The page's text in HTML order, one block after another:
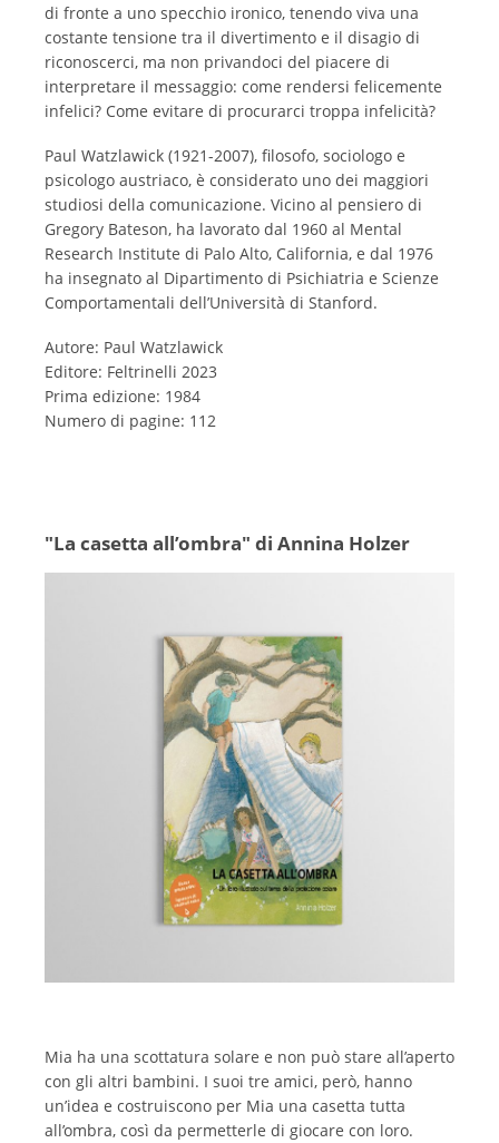
di fronte a uno specchio ironico, tenendo viva una
costante tensione tra il divertimento e il disagio di
riconoscerci, ma non privandoci del piacere di
interpretare il messaggio: come rendersi felicemente
infelici? Come evitare di procurarci troppa infelicità?
Paul Watzlawick (1921-2007), filosofo, sociologo e
psicologo austriaco, è considerato uno dei maggiori
studiosi della comunicazione. Vicino al pensiero di
Gregory Bateson, ha lavorato dal 1960 al Mental
Research Institute di Palo Alto, California, e dal 1976
ha insegnato al Dipartimento di Psichiatria e Scienze
Comportamentali dell’Università di Stanford.
Autore: Paul Watzlawick
Editore: Feltrinelli 2023
Prima edizione: 1984
Numero di pagine: 112
"La casetta all’ombra" di Annina Holzer
Mia ha una scottatura solare e non può stare all’aperto
con gli altri bambini. I suoi tre amici, però, hanno
un’idea e costruiscono per Mia una casetta tutta
all’ombra, così da permetterle di giocare con loro.